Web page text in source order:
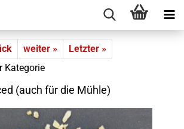
weiter »
Letzter »
Kategorie
(auch für die Mühle)